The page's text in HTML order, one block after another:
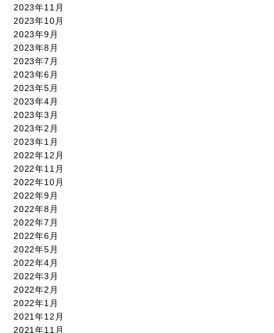
2023年11月
2023年10月
2023年9月
2023年8月
2023年7月
2023年6月
2023年5月
2023年4月
2023年3月
2023年2月
2023年1月
2022年12月
2022年11月
2022年10月
2022年9月
2022年8月
2022年7月
2022年6月
2022年5月
2022年4月
2022年3月
2022年2月
2022年1月
2021年12月
2021年11月